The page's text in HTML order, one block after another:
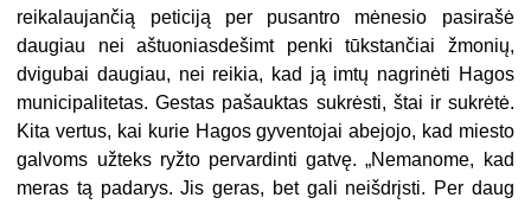
reikalaujančią peticiją per pusantro mėnesio pasirašė
daugiau nei aštuoniasdešimt penki tūkstančiai žmonių,
dvigubai daugiau, nei reikia, kad ją imtų nagrinėti Hagos
municipalitetas. Gestas pašauktas sukrėsti, štai ir sukrėtė.
Kita vertus, kai kurie Hagos gyventojai abejojo, kad miesto
galvoms užteks ryžto pervardinti gatvę. „Nemanome, kad
meras tą padarys. Jis geras, bet gali neišdrįsti. Per daug